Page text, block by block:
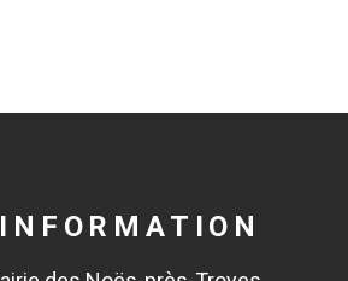
INFORMATION